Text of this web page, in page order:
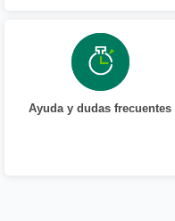
Ayuda y dudas frecuentes